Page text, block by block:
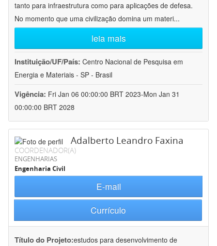
tanto para infraestrutura como para aplicações de defesa.
No momento que uma civilização domina um materi...
leia mais
Instituição/UF/País: Centro Nacional de Pesquisa em
Energia e Materiais - SP - Brasil
Vigência: Fri Jan 06 00:00:00 BRT 2023-Mon Jan 31
00:00:00 BRT 2028
Adalberto Leandro Faxina
COORDENADOR(A)
ENGENHARIAS
Engenharia Civil
E-mail
Currículo
Título do Projeto:estudos para desenvolvimento de